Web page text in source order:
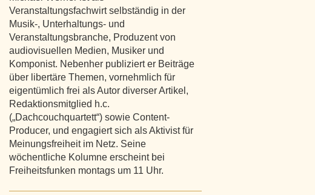
Veranstaltungsfachwirt selbständig in der
Musik-, Unterhaltungs- und
Veranstaltungsbranche, Produzent von
audiovisuellen Medien, Musiker und
Komponist. Nebenher publiziert er Beiträge
über libertäre Themen, vornehmlich für
eigentümlich frei als Autor diverser Artikel,
Redaktionsmitglied h.c.
(„Dachcouchquartett“) sowie Content-
Producer, und engagiert sich als Aktivist für
Meinungsfreiheit im Netz. Seine
wöchentliche Kolumne erscheint bei
Freiheitsfunken montags um 11 Uhr.